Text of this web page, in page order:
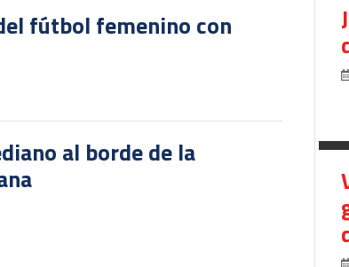
fútbol femenino con
al borde de la